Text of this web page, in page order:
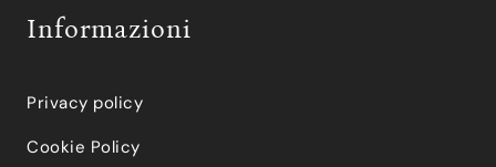
Informazioni
Privacy policy
Cookie Policy